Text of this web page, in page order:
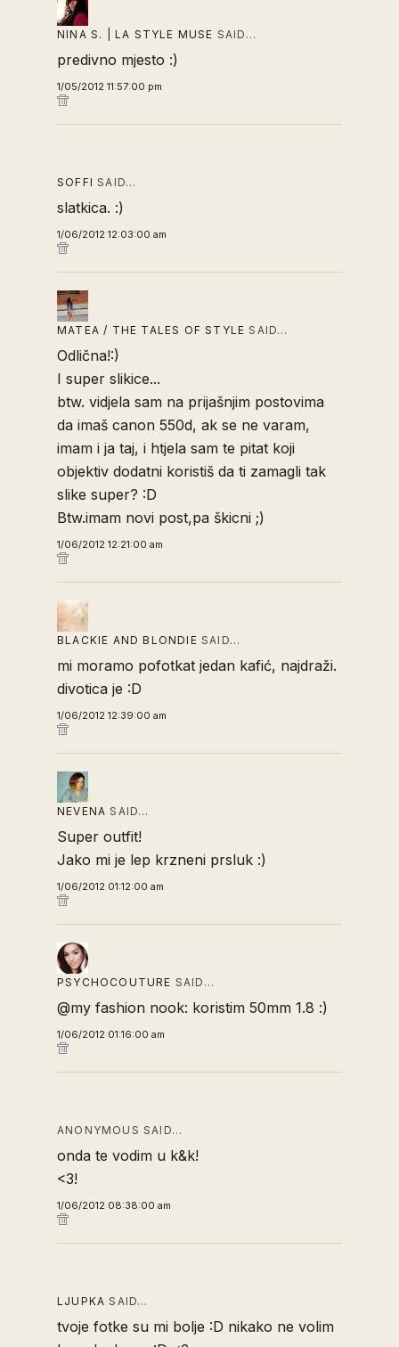
NINA S. | LA STYLE MUSE SAID…
predivno mjesto :)
1/05/2012 11:57:00 pm
SOFFI SAID…
slatkica. :)
1/06/2012 12:03:00 am
MATEA / THE TALES OF STYLE SAID…
Odlična!:)
I super slikice...
btw. vidjela sam na prijašnjim postovima
da imaš canon 550d, ak se ne varam,
imam i ja taj, i htjela sam te pitat koji
objektiv dodatni koristiš da ti zamagli tak
slike super? :D
Btw.imam novi post,pa škicni ;)
1/06/2012 12:21:00 am
BLACKIE AND BLONDIE SAID…
mi moramo pofotkat jedan kafić, najdraži.
divotica je :D
1/06/2012 12:39:00 am
NEVENA SAID…
Super outfit!
Jako mi je lep krzneni prsluk :)
1/06/2012 01:12:00 am
PSYCHOCOUTURE SAID…
@my fashion nook: koristim 50mm 1.8 :)
1/06/2012 01:16:00 am
ANONYMOUS SAID…
onda te vodim u k&k!
<3!
1/06/2012 08:38:00 am
LJUPKA SAID…
tvoje fotke su mi bolje :D nikako ne volim